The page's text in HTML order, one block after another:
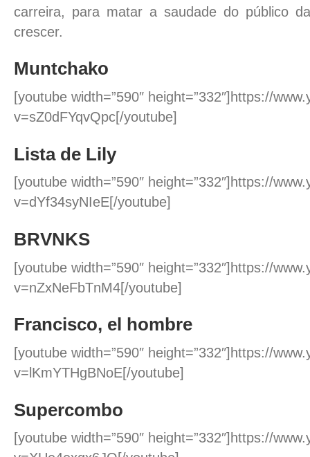
carreira, para matar a saudade do público
crescer.
Muntchako
[youtube width=”590″ height=”332″]https://
v=sZ0dFYqvQpc[/youtube]
Lista de Lily
[youtube width=”590″ height=”332″]https://
v=dYf34syNIeE[/youtube]
BRVNKS
[youtube width=”590″ height=”332″]https://
v=nZxNeFbTnM4[/youtube]
Francisco, el hombre
[youtube width=”590″ height=”332″]https://
v=lKmYTHgBNoE[/youtube]
Supercombo
[youtube width=”590″ height=”332″]https://